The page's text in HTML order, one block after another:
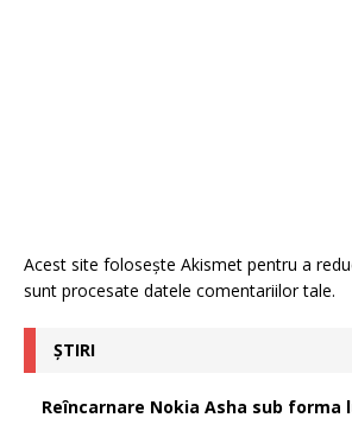
Acest site folosește Akismet pentru a
sunt procesate datele comentariilor tale.
ȘTIRI
Reîncarnare Nokia Asha sub forma